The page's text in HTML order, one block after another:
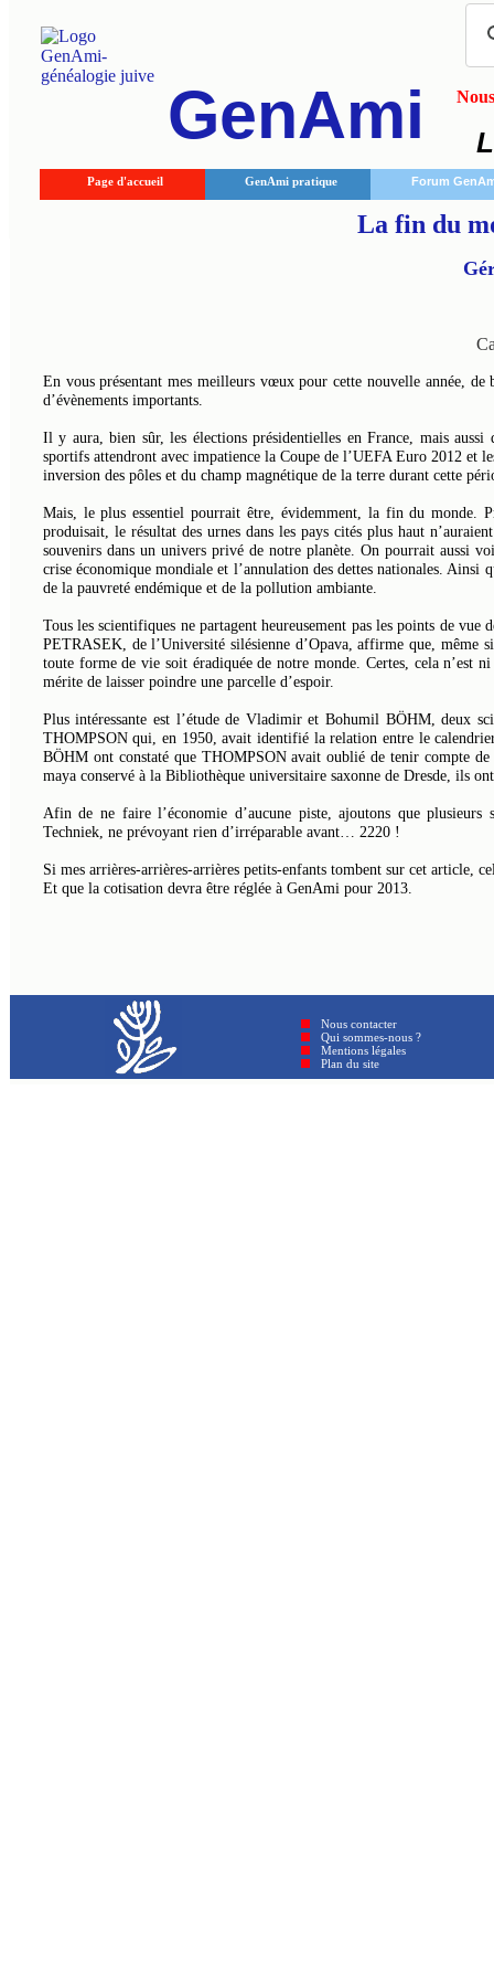
GenAmi
Page d'accueil GenAmi pratique Forum
La fin du
En vous présentant mes meilleurs vœux pour cette nouvelle année, de
d’évènements importants.
Il y aura, bien sûr, les élections présidentielles en France, mais
sportifs attendront avec impatience la Coupe de l’UEFA Euro 2012 et
inversion des pôles et du champ magnétique de la terre durant cette
Mais, le plus essentiel pourrait être, évidemment, la fin du monde.
produisait, le résultat des urnes dans les pays cités plus haut
souvenirs dans un univers privé de notre planète. On pourrait aussi
crise économique mondiale et l’annulation des dettes nationales.
de la pauvreté endémique et de la pollution ambiante.
Tous les scientifiques ne partagent heureusement pas les points de
PETRASEK, de l’Université silésienne d’Opava, affirme que, même
toute forme de vie soit éradiquée de notre monde. Certes, cela n’est
mérite de laisser poindre une parcelle d’espoir.
Plus intéressante est l’étude de Vladimir et Bohumil BÖHM, deux
THOMPSON qui, en 1950, avait identifié la relation entre le
BÖHM ont constaté que THOMPSON avait oublié de tenir compte
maya conservé à la Bibliothèque universitaire saxonne de Dresde, ils
Afin de ne faire l’économie d’aucune piste, ajoutons que
Techniek, ne prévoyant rien d’irréparable avant… 2220 !
Si mes arrières-arrières-arrières petits-enfants tombent sur cet article,
Et que la cotisation devra être réglée à GenAmi pour 2013.
Nous contacter
Qui sommes-nous ?
Mentions légales
Plan du site © GenAmi